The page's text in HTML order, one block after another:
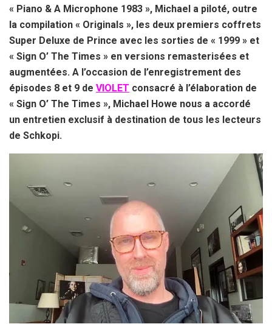
« Piano & A Microphone 1983 », Michael a piloté, outre
la compilation « Originals », les deux premiers coffrets
Super Deluxe de Prince avec les sorties de « 1999 » et
« Sign O’ The Times » en versions remasterisées et
augmentées. A l’occasion de l’enregistrement des
épisodes 8 et 9 de VIOLET consacré à l’élaboration de
« Sign O’ The Times », Michael Howe nous a accordé
un entretien exclusif à destination de tous les lecteurs
de Schkopi.